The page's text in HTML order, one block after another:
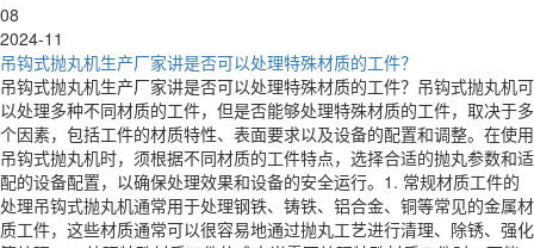
08
2024-11
吊钩式抛丸机生产厂家讲是否可以处理特殊材质的工件？
吊钩式抛丸机生产厂家讲是否可以处理特殊材质的工件？吊钩式抛丸机可
以处理多种不同材质的工件，但是否能够处理特殊材质的工件，取决于多
个因素，包括工件的材质特性、表面要求以及设备的配置和调整。在使用
吊钩式抛丸机时，须根据不同材质的工件特点，选择合适的抛丸参数和适
配的设备配置，以确保处理效果和设备的安全运行。1. 常规材质工件的
处理吊钩式抛丸机通常用于处理钢铁、铸铁、铝合金、铜等常见的金属材
质工件，这些材质通常可以很容易地通过抛丸工艺进行清理、除锈、强化